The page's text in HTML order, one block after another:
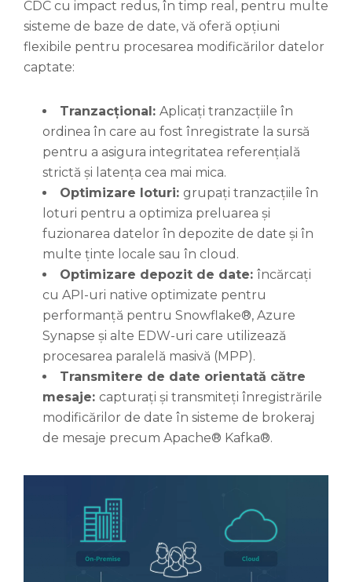
CDC cu impact redus, în timp real, pentru multe
sisteme de baze de date, vă oferă opțiuni
flexibile pentru procesarea modificărilor datelor
captate:
Tranzacțional: Aplicați tranzacțiile în
ordinea în care au fost înregistrate la sursă
pentru a asigura integritatea referențială
strictă și latența cea mai mica.
Optimizare loturi: grupați tranzacțiile în
loturi pentru a optimiza preluarea și
fuzionarea datelor în depozite de date și în
multe ținte locale sau în cloud.
Optimizare depozit de date: încărcați
cu API-uri native optimizate pentru
performanță pentru Snowflake®, Azure
Synapse și alte EDW-uri care utilizează
procesarea paralelă masivă (MPP).
Transmitere de date orientată către
mesaje: capturați și transmiteți înregistrările
modificărilor de date în sisteme de brokeraj
de mesaje precum Apache® Kafka®.